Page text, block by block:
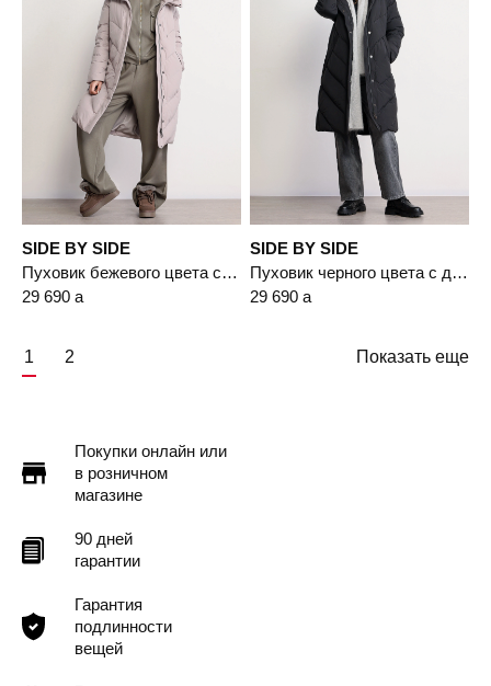
SIDE BY SIDE
Пуховик бежевого цвета с двойным капюшоном
29 690 a
SIDE BY SIDE
Пуховик черного цвета с двойным капюшоном
29 690 a
1 2 Показать еще
Покупки онлайн или
в розничном
магазине
90 дней
гарантии
Гарантия
подлинности
вещей